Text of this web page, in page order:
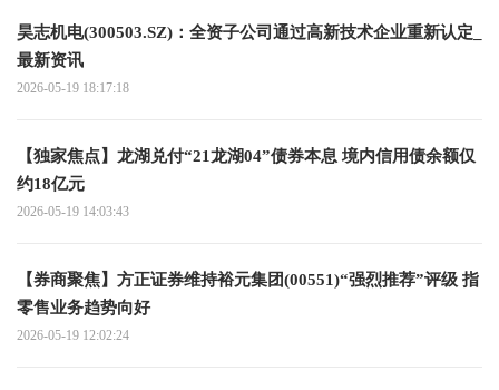
昊志机电(300503.SZ)：全资子公司通过高新技术企业重新认定_
最新资讯
2026-05-19 18:17:18
【独家焦点】龙湖兑付“21龙湖04”债券本息 境内信用债余额仅
约18亿元
2026-05-19 14:03:43
【券商聚焦】方正证券维持裕元集团(00551)“强烈推荐”评级 指
零售业务趋势向好
2026-05-19 12:02:24